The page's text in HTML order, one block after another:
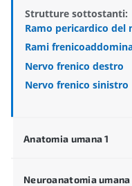
Strutture sottostanti:
Ramo pericardico del
Rami
Nervo frenico destro
Nervo frenico sinistro
Anatomia umana 1
Neuroanatomia umana